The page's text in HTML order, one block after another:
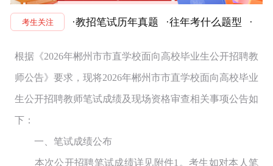
考生关注 ·教招笔试历年真题 ·往年考什么题型 ·
根据《2026年郴州市市直学校面向高校毕业生公开招聘教
师公告》要求，现将2026年郴州市市直学校面向高校毕业
生公开招聘教师笔试成绩及现场资格审查相关事项公告如
下：
一、笔试成绩公布
本次公开招聘笔试成绩详见附件1。考生如对本人笔